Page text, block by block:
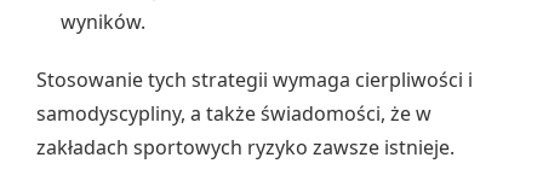
wyników.
Stosowanie tych strategii wymaga cierpliwości i
samodyscypliny, a także świadomości, że w
zakładach sportowych ryzyko zawsze istnieje.